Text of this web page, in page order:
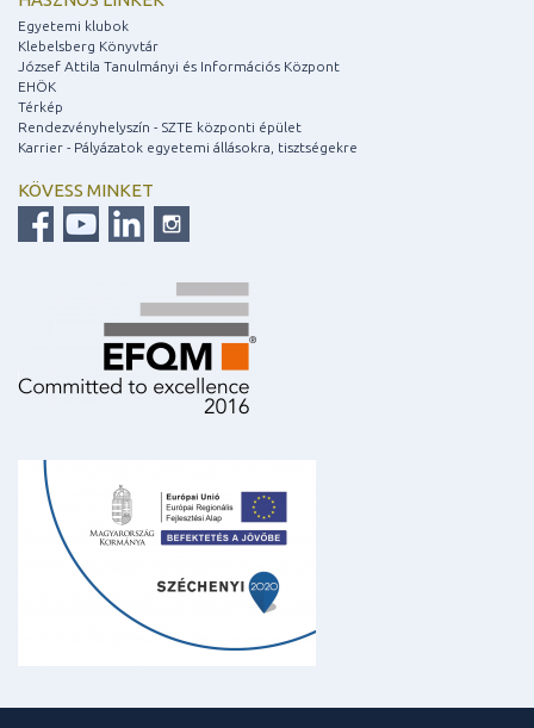
Egyetemi klubok
Klebelsberg Könyvtár
József Attila Tanulmányi és Információs Központ
EHÖK
Térkép
Rendezvényhelyszín - SZTE központi épület
Karrier - Pályázatok egyetemi állásokra, tisztségekre
KÖVESS MINKET